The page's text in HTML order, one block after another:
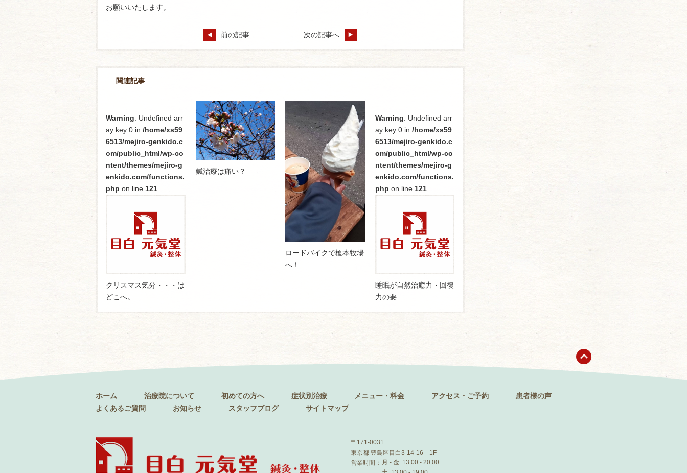
お願いいたします。
前の記事 次の記事へ
関連記事
Warning: Undefined arr
ay key 0 in /home/xs59
6513/mejiro-genkido.c
om/public_html/wp-co
ntent/themes/mejiro-g
enkido.com/functions.
php on line 121
クリスマス気分・・・は
どこへ。
鍼治療は痛い？
ロードバイクで榎本牧場
へ！
Warning: Undefined arr
ay key 0 in /home/xs59
6513/mejiro-genkido.c
om/public_html/wp-co
ntent/themes/mejiro-g
enkido.com/functions.
php on line 121
睡眠が自然治癒力・回復
力の要
ホーム 治療院について 初めての方へ 症状別治療 メニュー・料金 アクセス・ご予約
患者様の声
よくあるご質問
お知らせ スタッフブログ サイトマップ
〒171-0031
東京都 豊島区目白3-14-16 1F
営業時間： 月 - 金: 13:00 - 20:00